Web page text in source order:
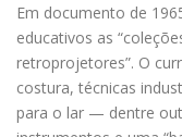
Em documento de
educativos as
retroprojetores”. O
costura, técnicas
para o lar — dentre